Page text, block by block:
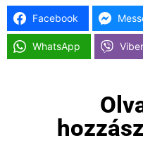
Facebook
WhatsApp Viber